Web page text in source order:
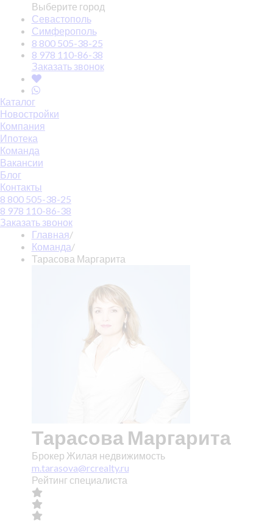
Выберите город
Севастополь
Симферополь
8 800 505-38-25
8 978 110-86-38
Заказать звонок
Каталог
Новостройки
Компания
Ипотека
Команда
Вакансии
Блог
Контакты
8 800 505-38-25
8 978 110-86-38
Заказать звонок
Главная/
Команда/
Тарасова Маргарита
Тарасова Маргарита
Брокер Жилая недвижимость
m.tarasova@rcrealty.ru
Рейтинг специалиста